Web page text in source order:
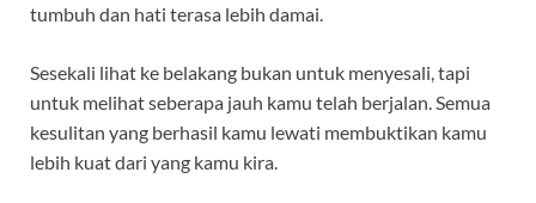
tumbuh dan hati terasa lebih damai.
Sesekali lihat ke belakang bukan untuk menyesali, tapi
untuk melihat seberapa jauh kamu telah berjalan. Semua
kesulitan yang berhasil kamu lewati membuktikan kamu
lebih kuat dari yang kamu kira.